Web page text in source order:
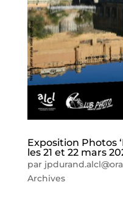
Exposition Photos
les 21 et 22 mars
par
Archives